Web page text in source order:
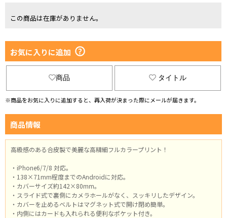
この商品は在庫がありません。
お気に入りに追加
商品 タイトル
※商品をお気に入りに追加すると、再入荷が決まった際にメールが届きます。
商品情報
高級感のある合皮製で美麗な高精細フルカラープリント！
・iPhone6/7/8 対応。
・138×71mm程度までのAndroidに対応。
・カバーサイズ約142×80mm。
・スライド式で裏側にカメラホールがなく、スッキリしたデザイン。
・カバーを止めるベルトはマグネット式で開け閉め簡単。
・内側にはカードも入れられる便利なポケット付き。